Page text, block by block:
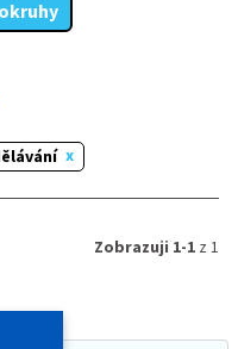
Filtrovat okruhy
Zobrazuji 1-1 z 1